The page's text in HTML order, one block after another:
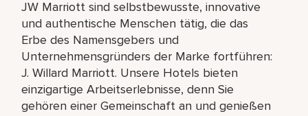
JW Marriott sind selbstbewusste, innovative
und authentische Menschen tätig, die das
Erbe des Namensgebers und
Unternehmensgründers der Marke fortführen:
J. Willard Marriott. Unsere Hotels bieten
einzigartige Arbeitserlebnisse, denn Sie
gehören einer Gemeinschaft an und genießen